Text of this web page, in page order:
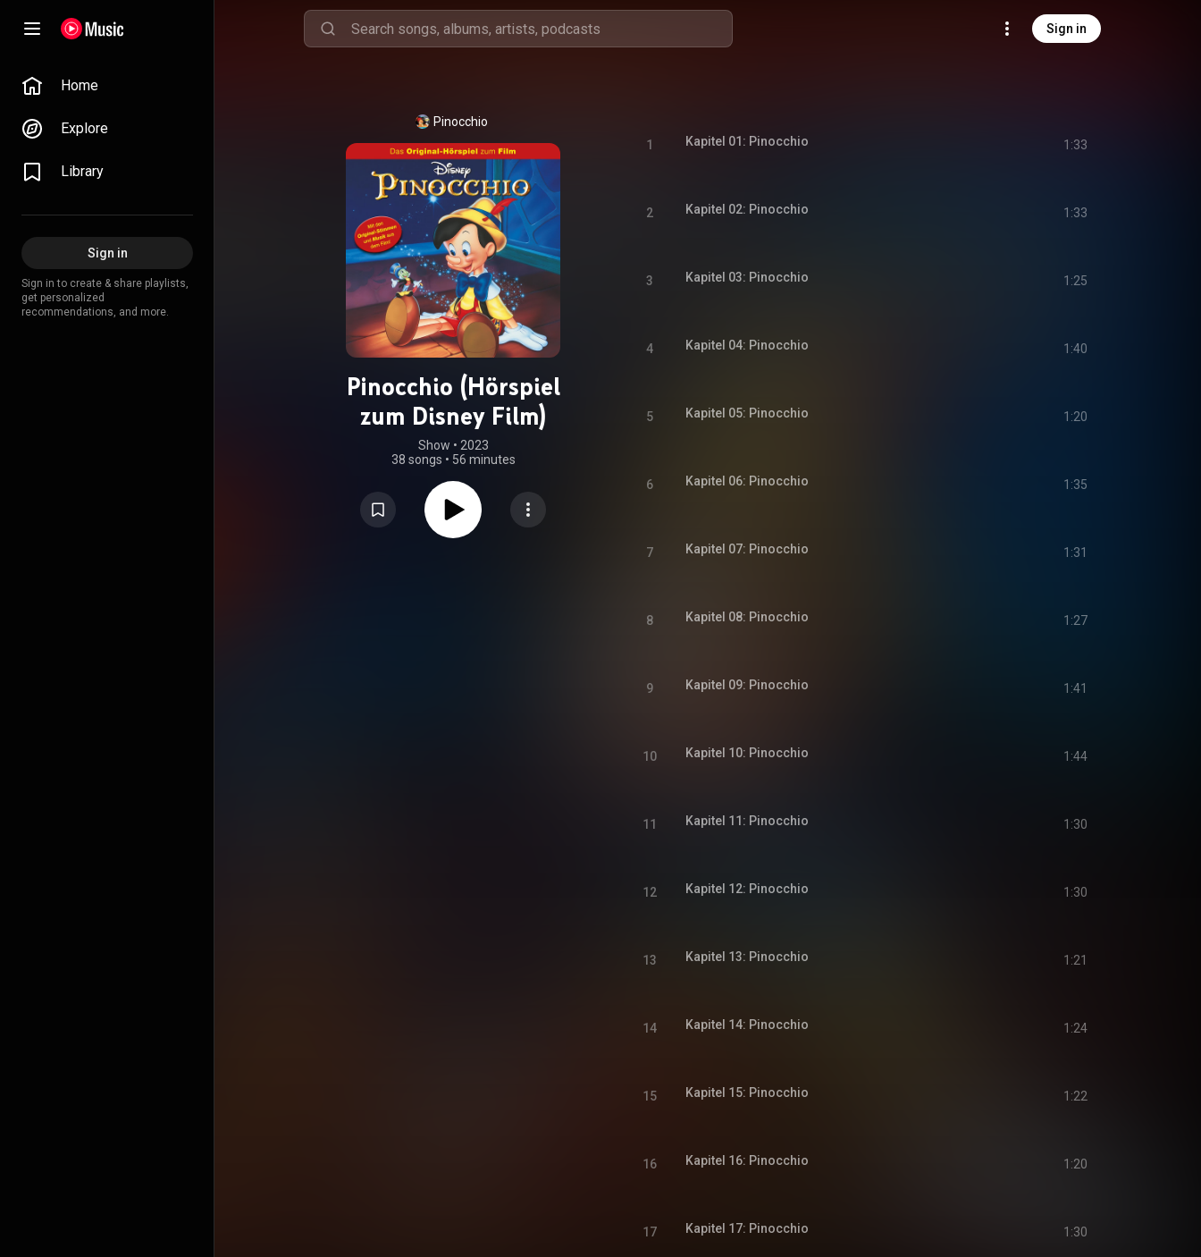
Sign in
Home
Explore
Library
Sign in
Sign in to create & share playlists,
get personalized
recommendations, and more.
Pinocchio
Pinocchio (Hörspiel
zum Disney Film)
Show • 2023
38 songs • 56 minutes
1 Kapitel 01: Pinocchio 1:33
2 Kapitel 02: Pinocchio 1:33
3 Kapitel 03: Pinocchio 1:25
4 Kapitel 04: Pinocchio 1:40
5 Kapitel 05: Pinocchio 1:20
6 Kapitel 06: Pinocchio 1:35
7 Kapitel 07: Pinocchio 1:31
8 Kapitel 08: Pinocchio 1:27
9 Kapitel 09: Pinocchio 1:41
10 Kapitel 10: Pinocchio 1:44
11 Kapitel 11: Pinocchio 1:30
12 Kapitel 12: Pinocchio 1:30
13 Kapitel 13: Pinocchio 1:21
14 Kapitel 14: Pinocchio 1:24
15 Kapitel 15: Pinocchio 1:22
16 Kapitel 16: Pinocchio 1:20
17 Kapitel 17: Pinocchio 1:30